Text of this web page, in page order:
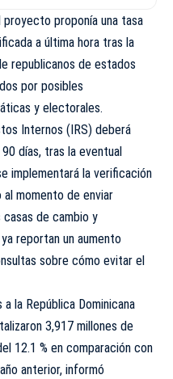
proyecto proponía una tasa
a última hora tras la
republicanos de estados
por posibles
y electorales.
Internos (IRS) deberá
días, tras la eventual
implementará la verificación
momento de enviar
casas de cambio y
reportan un aumento
sobre cómo evitar el
la República Dominicana
3,917 millones de
12.1 % en comparación con
anterior, informó